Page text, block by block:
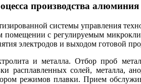
производства алюминия
системы управления
помещении с регулируемым
электродов и выходом готовой
и металла. Отбор проб
расплавленных солей, металла,
режимов плавки. Прием